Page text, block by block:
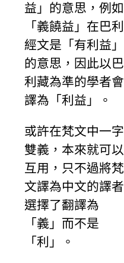
益」的意思，例如
「義饒益」在巴利
經文是「有利益」
的意思，因此以巴
利藏為準的學者會
譯為「利益」。
或許在梵文中一字
雙義，本來就可以
互用，只不過將梵
文譯為中文的譯者
選擇了翻譯為
「義」而不是
「利」。